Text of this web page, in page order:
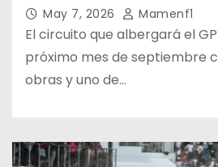
May 7, 2026 Mamenf1
El circuito que albergará el
próximo mes de septiembre
obras y uno de…